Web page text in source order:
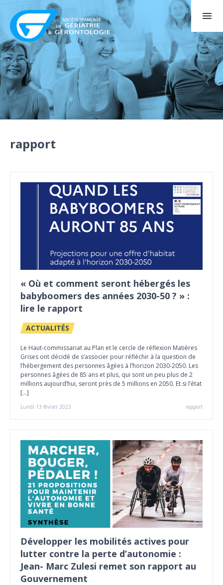
rapport
« Où et comment seront hébergés les
babyboomers des années 2030-50 ? » :
lire le rapport
ACTUALITÉS
Le Haut-commissariat au Plan et le cercle de réflexion Matières
Grises ont décidé de s’associer pour réfléchir à la question de
l’hébergement des personnes âgées à l’horizon 2030-2050. Les
personnes âgées de 85 ans et plus, qui sont un peu plus de 2
millions aujourd’hui, seront près de 5 millions en 2050. Et si l’état
[…]
Lundi 13 février 2023 rapport
Développer les mobilités actives pour
lutter contre la perte d’autonomie :
Jean- Marc Zulesi remet son rapport au
Gouvernement